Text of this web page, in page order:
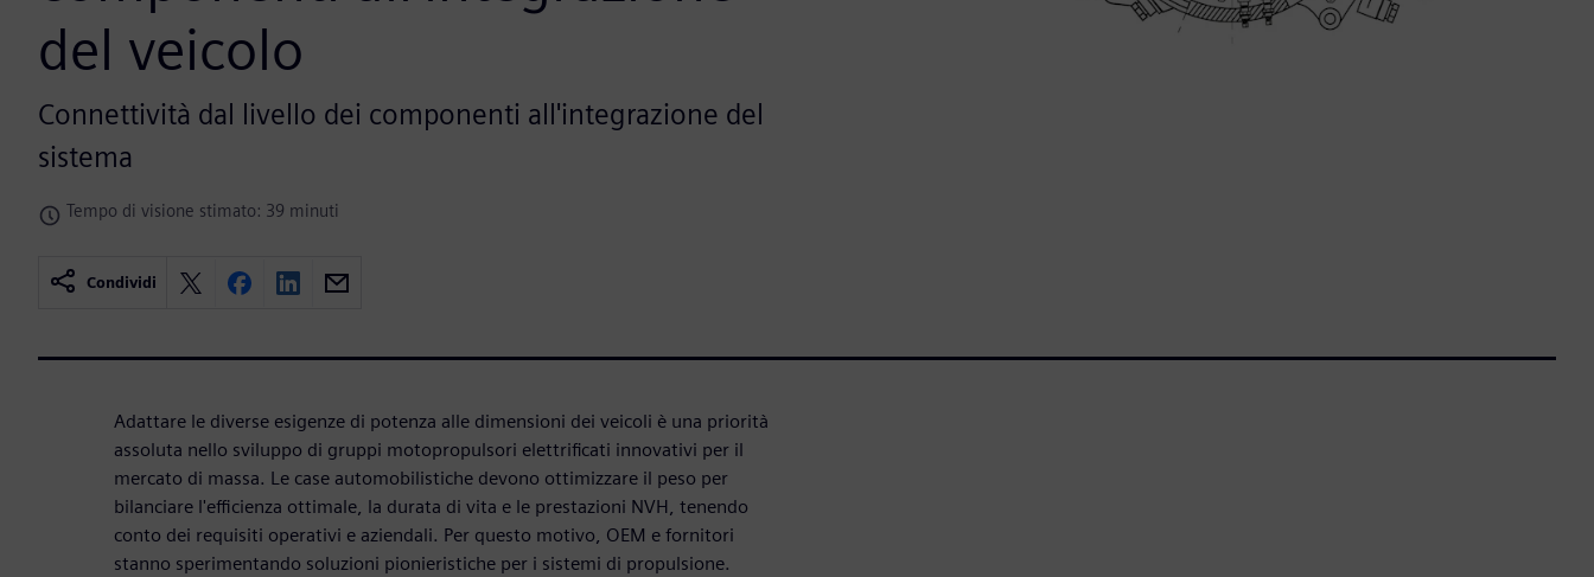
del veicolo
Connettività dal livello dei componenti all'integrazione del
sistema
Tempo di visione stimato: 39 minuti
Condividi
Adattare le diverse esigenze di potenza alle dimensioni dei veicoli è una priorità
assoluta nello sviluppo di gruppi motopropulsori elettrificati innovativi per il
mercato di massa. Le case automobilistiche devono ottimizzare il peso per
bilanciare l'efficienza ottimale, la durata di vita e le prestazioni NVH, tenendo
conto dei requisiti operativi e aziendali. Per questo motivo, OEM e fornitori
stanno sperimentando soluzioni pionieristiche per i sistemi di propulsione.